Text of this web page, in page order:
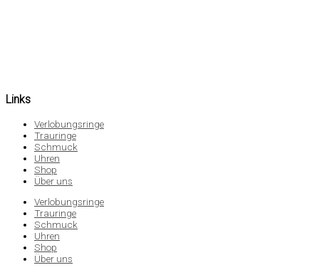
Links
Verlobungsringe
Trauringe
Schmuck
Uhren
Shop
Über uns
Verlobungsringe
Trauringe
Schmuck
Uhren
Shop
Über uns